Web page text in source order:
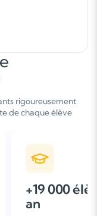
rigoureusement
de chaque élève
+ de 25 ans